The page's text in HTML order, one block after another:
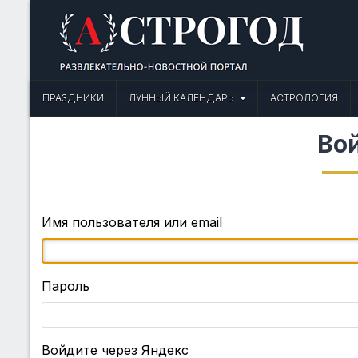
Астрогод: Праздники
ПРАЗДНИКИ
ЛУННЫЙ КАЛЕНДАРЬ АСТРОЛОГИЯ
Имя пользователя или email
Пароль
Войдите через Яндекс